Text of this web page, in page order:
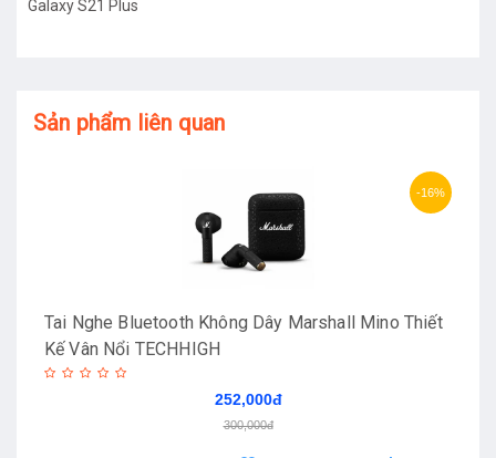
Galaxy S21 Plus
Sản phẩm liên quan
-16%
Tai Nghe Bluetooth Không Dây Marshall Mino Thiết
Kế Vân Nổi TECHHIGH
252,000đ
300,000đ